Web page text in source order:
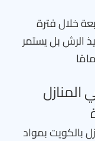
خلال فترة
الرش بل يستمر
المنازل
بالكويت بمواد